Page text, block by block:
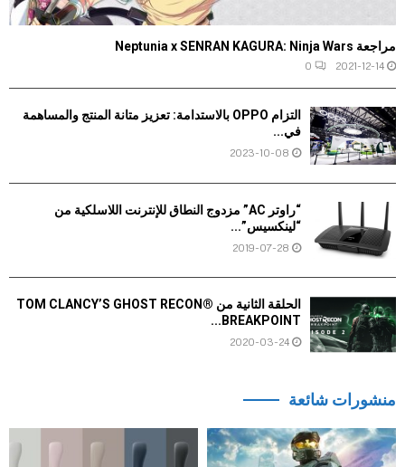
مراجعة Neptunia x SENRAN KAGURA: Ninja Wars
2021-12-14
0
التزام OPPO بالاستدامة: تعزيز متانة المنتج والمساهمة
في...
2023-10-08
“راوتر AC” مزدوج النطاق للإنترنت اللاسلكية من
“لينكسيس”...
2019-07-28
الحلقة الثانية من TOM CLANCY’S GHOST RECON®
BREAKPOINT...
2020-03-24
منشورات شائعة